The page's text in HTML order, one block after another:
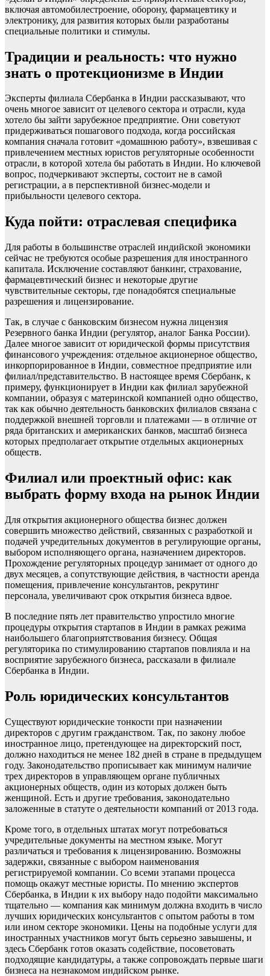
включая автомобилестроение, оборону, фармацевтику и
электронику, для развития которых были разработаны
специальные политики и стимулы.
Традиции и реальность: что нужно
знать о протекционизме в Индии
Эксперты филиала Сбербанка в Индии рассказывают, что
очень многое зависит от целевого сектора и отрасли, куда
хотело бы зайти зарубежное предприятие. Они советуют
придерживаться пошагового подхода, когда российская
компания сначала готовит «домашнюю работу», взвешивая с
привлечением местных юристов регуляторные особенности
отрасли, в которой хотела бы работать в Индии. Но ключевой
вопрос, подчеркивают эксперты, состоит не в самой
регистрации, а в перспективной бизнес-модели и
прибыльности целевого сектора.
Куда пойти: отраслевая специфика
Для работы в большинстве отраслей индийской экономики
сейчас не требуются особые разрешения для иностранного
капитала. Исключение составляют банкинг, страхование,
фармацевтический бизнес и некоторые другие
чувствительные секторы, где понадобятся специальные
разрешения и лицензирование.
Так, в случае с банковским бизнесом нужна лицензия
Резервного банка Индии (регулятор, аналог Банка России).
Далее многое зависит от юридической формы присутствия
финансового учреждения: отдельное акционерное общество,
инкорпорированное в Индии, совместное предприятие или
филиал/представительство. В настоящее время Сбербанк, к
примеру, функционирует в Индии как филиал зарубежной
компании, образуя с материнской компанией одно общество,
так как обычно деятельность банковских филиалов связана с
поддержкой внешней торговли и платежами — в отличие от
ряда британских и американских банков, масштаб бизнеса
которых предполагает открытие отдельных акционерных
обществ.
Филиал или проектный офис: как
выбрать форму входа на рынок Индии
Для открытия акционерного общества бизнес должен
совершить множество действий, связанных с разработкой и
подачей учредительных документов в регулирующие органы,
выбором исполняющего органа, назначением директоров.
Прохождение регуляторных процедур занимает от одного до
двух месяцев, а сопутствующие действия, в частности аренда
помещения, привлечение консультантов, рекрутинг
персонала, увеличивают срок открытия бизнеса вдвое.
В последние пять лет правительство упростило многие
процедуры открытия стартапов в Индии в рамках режима
наибольшего благоприятствования бизнесу. Общая
регуляторика по стимулированию стартапов повлияла и на
восприятие зарубежного бизнеса, рассказали в филиале
Сбербанка в Индии.
Роль юридических консультантов
Существуют юридические тонкости при назначении
директоров с другим гражданством. Так, по закону любое
иностранное лицо, претендующее на директорский пост,
должно находиться не менее 182 дней в стране в предыдущем
году. Законодательство прописывает как минимум наличие
трех директоров в управляющем органе публичных
акционерных обществ, один из которых должен быть
женщиной. Есть и другие требования, законодательно
заложенные в статуте о деятельности компаний от 2013 года.
Кроме того, в отдельных штатах могут потребоваться
учредительные документы на местном языке. Могут
различаться и требования к лицензированию. Возможны
задержки, связанные с выбором наименования
регистрируемой компании. Со всеми этапами процесса
помощь окажут местные юристы. По мнению экспертов
Сбербанка, в Индии к их выбору надо подойти максимально
тщательно — компания как минимум должна входить в число
лучших юридических консультантов с опытом работы в том
или ином секторе экономики. Цены на подобные услуги для
иностранных участников могут быть серьезно завышены, и
здесь Сбербанк готов оказать содействие, посоветовать
подходящие кандидатуры, а также сопровождать первые шаги
бизнеса на незнакомом индийском рынке.